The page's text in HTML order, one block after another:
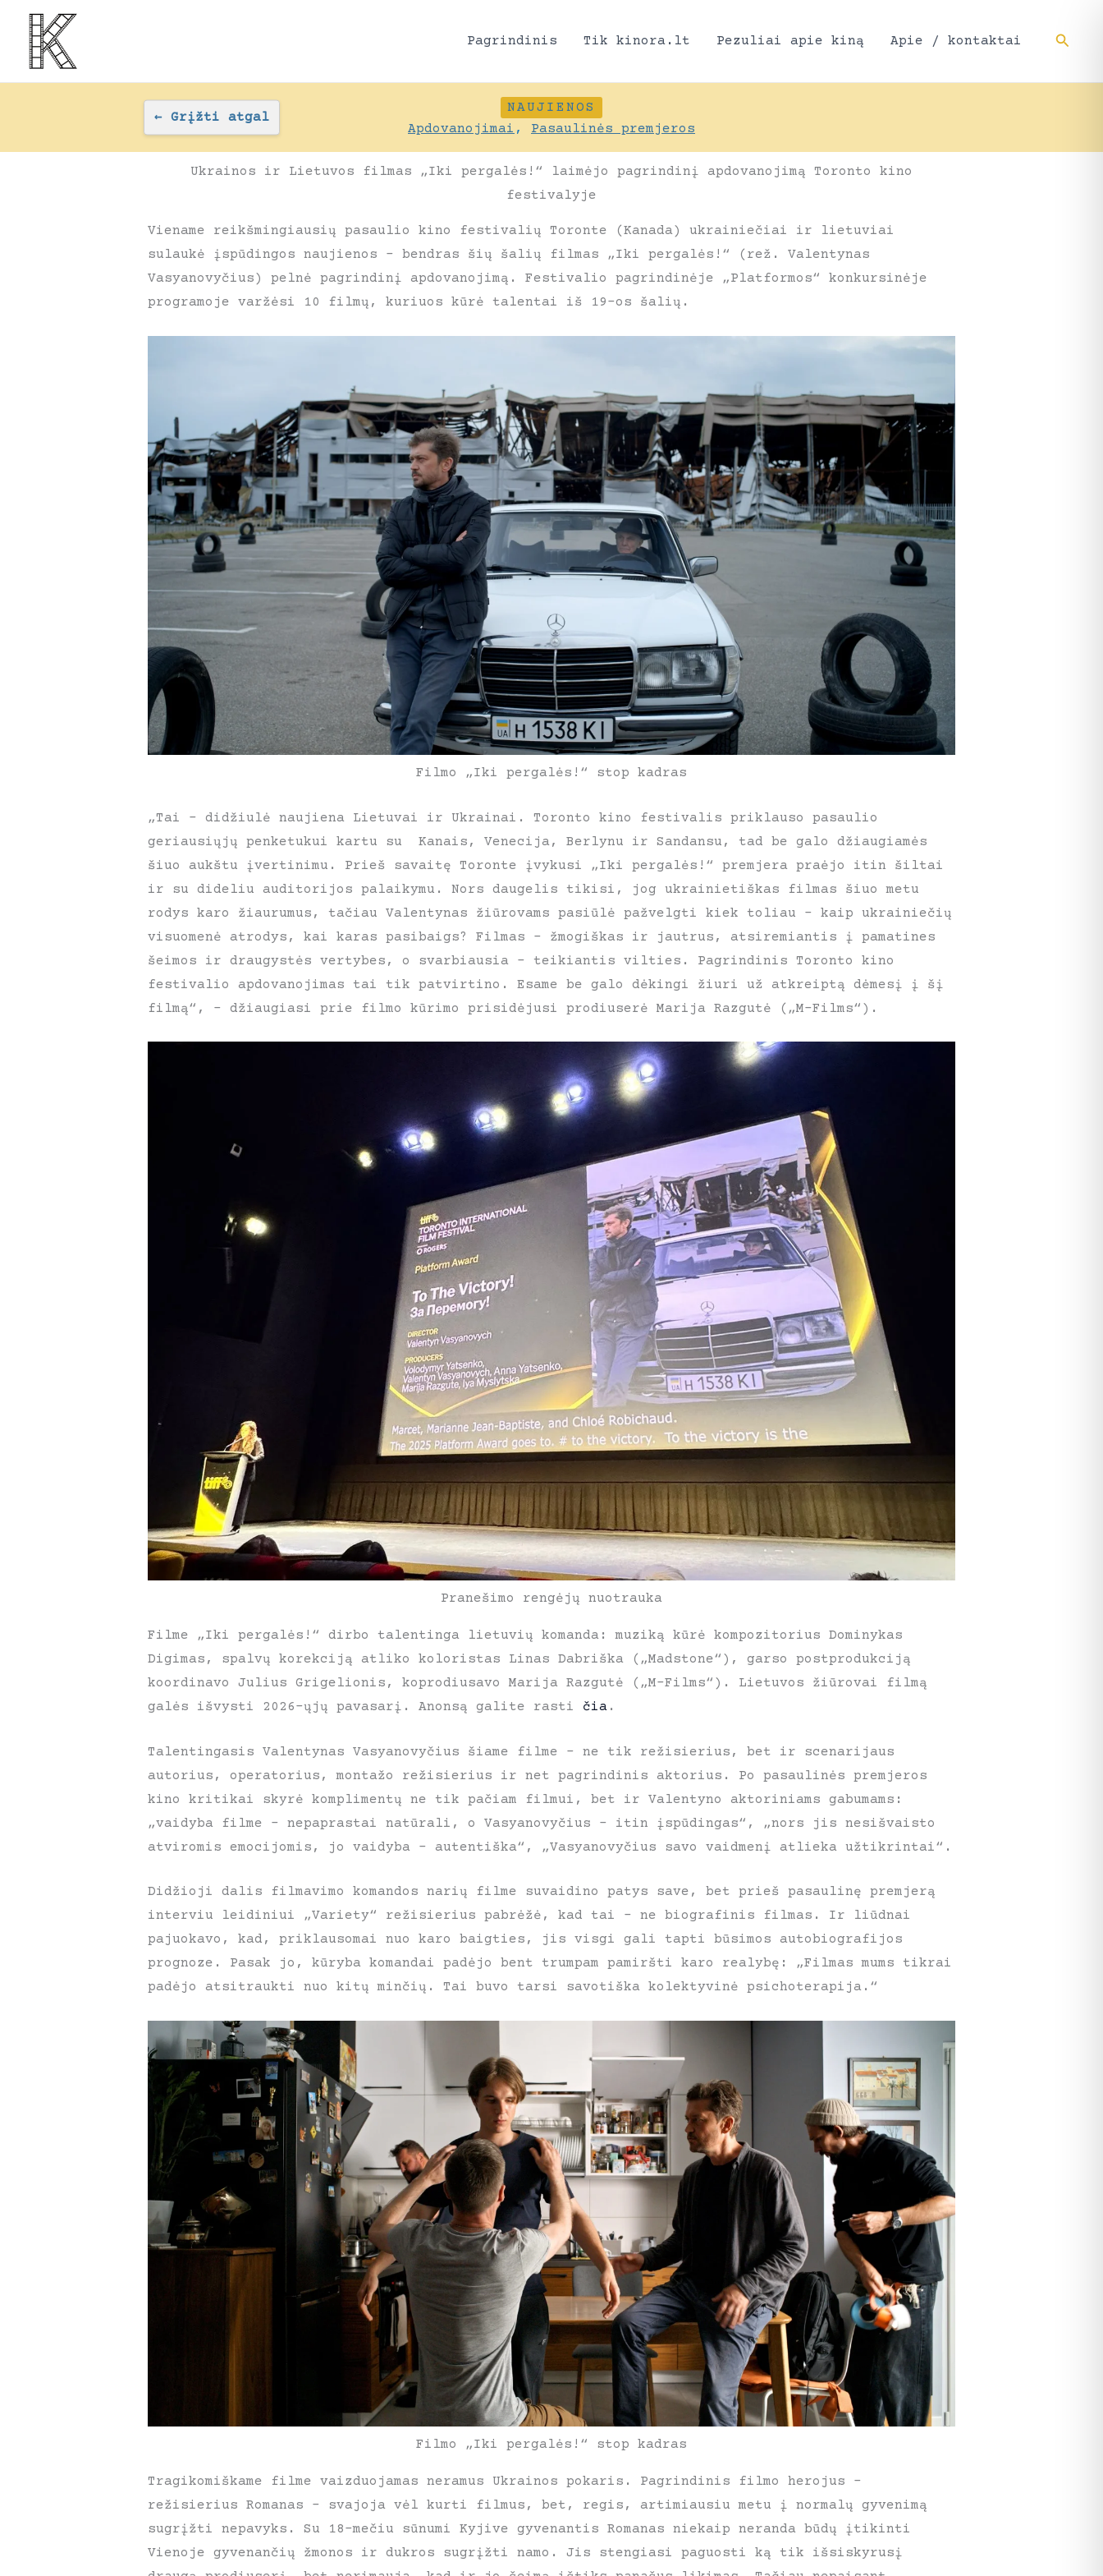
Pereiti
prie
turinio
Pagrindinis Tik kinora.lt Pezuliai apie kiną Apie / kontaktai
← Grįžti atgal
NAUJIENOS
Apdovanojimai , Pasaulinės premjeros
Ukrainos ir Lietuvos filmas „Iki pergalės!“ laimėjo pagrindinį apdovanojimą Toronto kino
festivalyje
Viename reikšmingiausių pasaulio kino festivalių Toronte (Kanada) ukrainiečiai ir lietuviai
sulaukė įspūdingos naujienos – bendras šių šalių filmas „Iki pergalės!“ (rež. Valentynas
Vasyanovyčius) pelnė pagrindinį apdovanojimą. Festivalio pagrindinėje „Platformos“ konkursinėje
programoje varžėsi 10 filmų, kuriuos kūrė talentai iš 19-os šalių.
Filmo „Iki pergalės!“ stop kadras
„Tai – didžiulė naujiena Lietuvai ir Ukrainai. Toronto kino festivalis priklauso pasaulio
geriausiųjų penketukui kartu su Kanais, Venecija, Berlynu ir Sandansu, tad be galo džiaugiamės
šiuo aukštu įvertinimu. Prieš savaitę Toronte įvykusi „Iki pergalės!“ premjera praėjo itin šiltai
ir su dideliu auditorijos palaikymu. Nors daugelis tikisi, jog ukrainietiškas filmas šiuo metu
rodys karo žiaurumus, tačiau Valentynas žiūrovams pasiūlė pažvelgti kiek toliau – kaip ukrainiečių
visuomenė atrodys, kai karas pasibaigs? Filmas – žmogiškas ir jautrus, atsiremiantis į pamatines
šeimos ir draugystės vertybes, o svarbiausia – teikiantis vilties. Pagrindinis Toronto kino
festivalio apdovanojimas tai tik patvirtino. Esame be galo dėkingi žiuri už atkreiptą dėmesį į šį
filmą“, – džiaugiasi prie filmo kūrimo prisidėjusi prodiuserė Marija Razgutė („M-Films“).
Pranešimo rengėjų nuotrauka
Filme „Iki pergalės!“ dirbo talentinga lietuvių komanda: muziką kūrė kompozitorius Dominykas
Digimas, spalvų korekciją atliko koloristas Linas Dabriška („Madstone“), garso postprodukciją
koordinavo Julius Grigelionis, koprodiusavo Marija Razgutė („M-Films“). Lietuvos žiūrovai filmą
galės išvysti 2026-ųjų pavasarį. Anonsą galite rasti čia .
Talentingasis Valentynas Vasyanovyčius šiame filme – ne tik režisierius, bet ir scenarijaus
autorius, operatorius, montažo režisierius ir net pagrindinis aktorius. Po pasaulinės premjeros
kino kritikai skyrė komplimentų ne tik pačiam filmui, bet ir Valentyno aktoriniams gabumams:
„vaidyba filme – nepaprastai natūrali, o Vasyanovyčius – itin įspūdingas“, „nors jis nesišvaisto
atviromis emocijomis, jo vaidyba – autentiška“, „Vasyanovyčius savo vaidmenį atlieka užtikrintai“.
Didžioji dalis filmavimo komandos narių filme suvaidino patys save, bet prieš pasaulinę premjerą
interviu leidiniui „Variety“ režisierius pabrėžė, kad tai – ne biografinis filmas. Ir liūdnai
pajuokavo, kad, priklausomai nuo karo baigties, jis visgi gali tapti būsimos autobiografijos
prognoze. Pasak jo, kūryba komandai padėjo bent trumpam pamiršti karo realybę: „Filmas mums tikrai
padėjo atsitraukti nuo kitų minčių. Tai buvo tarsi savotiška kolektyvinė psichoterapija.“
Filmo „Iki pergalės!“ stop kadras
Tragikomiškame filme vaizduojamas neramus Ukrainos pokaris. Pagrindinis filmo herojus –
režisierius Romanas – svajoja vėl kurti filmus, bet, regis, artimiausiu metu į normalų gyvenimą
sugrįžti nepavyks. Su 18-mečiu sūnumi Kyjive gyvenantis Romanas niekaip neranda būdų įtikinti
Vienoje gyvenančių žmonos ir dukros sugrįžti namo. Jis stengiasi paguosti ką tik išsiskyrusį